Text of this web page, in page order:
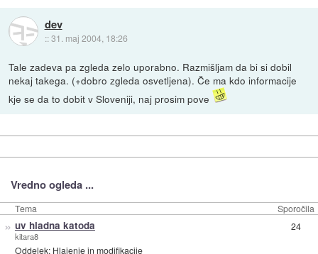
dev
::31. maj 2004, 18:26
Tale zadeva pa zgleda zelo uporabno. Razmišljam da bi si dobil
nekaj takega. (+dobro zgleda osvetljena). Če ma kdo informacije
kje se da to dobit v Sloveniji, naj prosim pove
Vredno ogleda ...
Tema Sporočila
» uv hladna katoda
kitara8
Oddelek: Hlajenje in modifikacije
24